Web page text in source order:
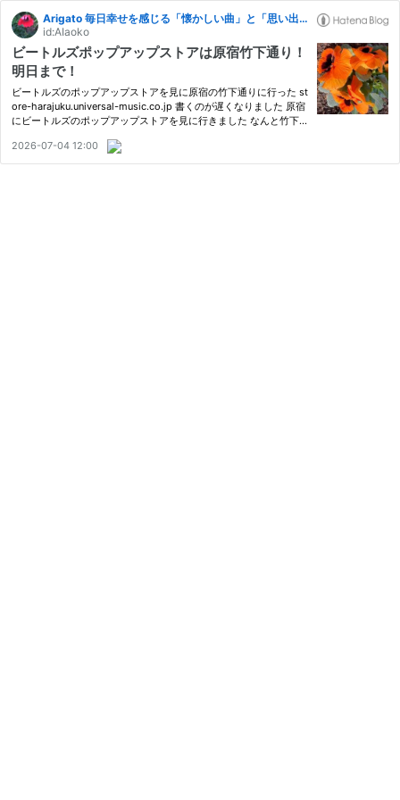
Arigato 毎日幸せを感じる「懐かしい曲」と「思い出」と「終活」
id:AIaoko
ビートルズポップアップストアは原宿竹下通り！
明日まで！
ビートルズのポップアップストアを見に原宿の竹下通りに行った st
ore-harajuku.universal-music.co.jp 書くのが遅くなりました 原宿
にビートルズのポップアップストアを見に行きました なんと竹下
いっぱいですごい人どおりでした 中高生でなくても安心ですｗ…
2026-07-04 12:00